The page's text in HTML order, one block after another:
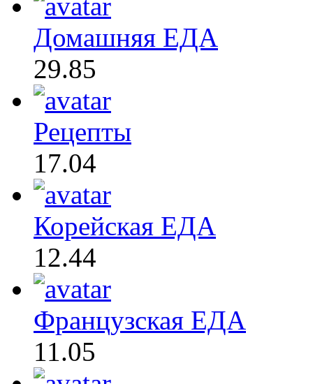
Домашняя ЕДА
29.85
Рецепты
17.04
Корейская ЕДА
12.44
Французская ЕДА
11.05